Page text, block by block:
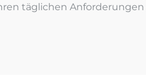
täglichen